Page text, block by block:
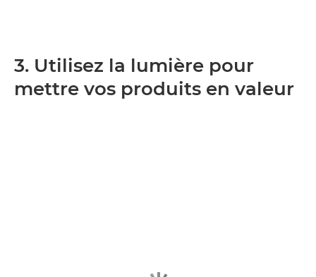
3. Utilisez la lumière pour
mettre vos produits en valeur